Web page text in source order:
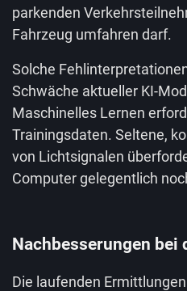
parkenden
Fahrzeug umfahren darf.
Solche
Schwäche aktueller KI-
Maschinelles Lernen
Trainingsdaten. Seltene,
von Lichtsignalen
Computer gelegentlich
Nachbesserungen bei
Die laufenden